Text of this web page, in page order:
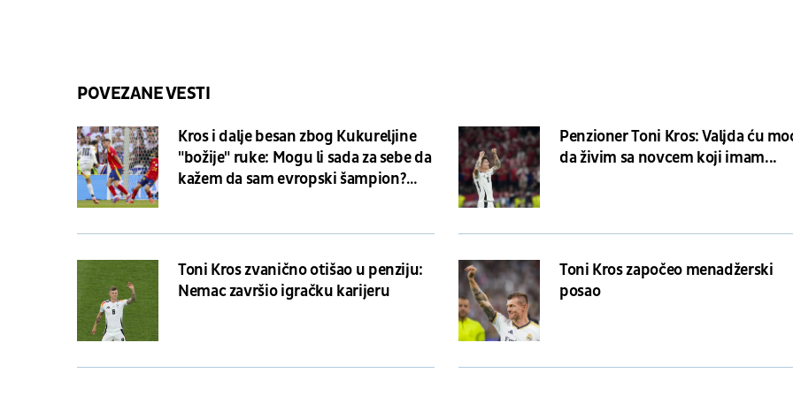
POVEZANE VESTI
Kros i dalje besan zbog Kukureljine
"božije" ruke: Mogu li sada za sebe da
kažem da sam evropski šampion?
Penzioner Toni Kros: Valjda ću
da živim sa novcem koji imam...
Toni Kros zvanično otišao u penziju:
Nemac završio igračku karijeru
Toni Kros započeo menadžerski
posao